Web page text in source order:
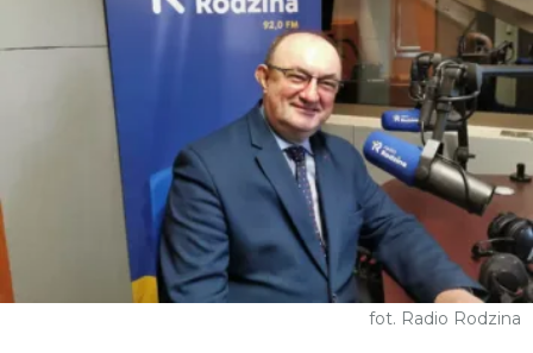
fot. Radio Rodzina